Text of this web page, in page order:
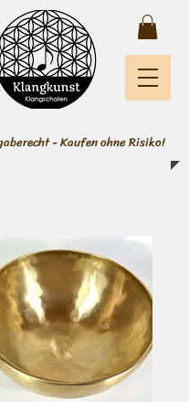
- Kaufen ohne Risiko!